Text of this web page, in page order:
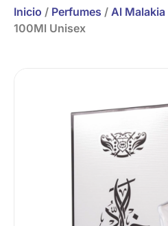
Inicio / Perfumes / Al Malakia
100Ml Unisex